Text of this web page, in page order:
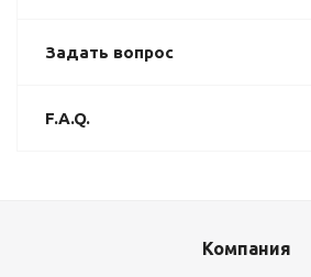
Задать вопрос
F.A.Q.
Компания